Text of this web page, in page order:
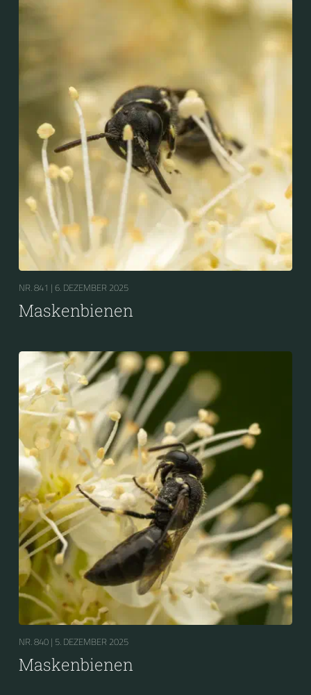
NR. 841 | 6. DEZEMBER 2025
Maskenbienen
NR. 840 | 5. DEZEMBER 2025
Maskenbienen